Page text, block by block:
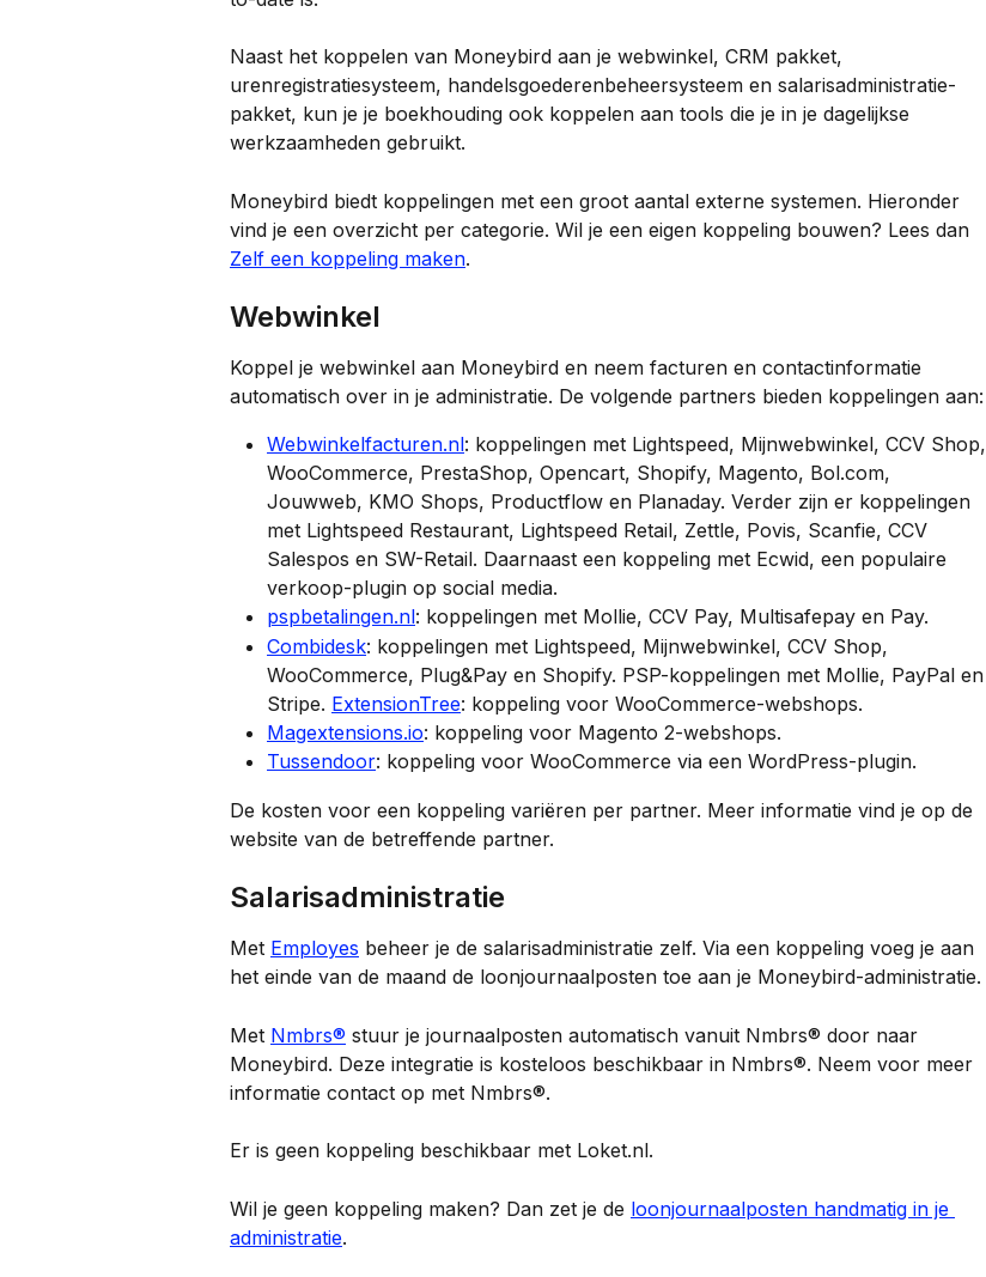
Naast het koppelen van Moneybird aan je webwinkel, CRM pakket,
urenregistratiesysteem, handelsgoederenbeheersysteem en salarisadministratie-
pakket, kun je je boekhouding ook koppelen aan tools die je in je dagelijkse
werkzaamheden gebruikt.
Moneybird biedt koppelingen met een groot aantal externe systemen. Hieronder
vind je een overzicht per categorie. Wil je een eigen koppeling bouwen? Lees dan
Zelf een koppeling maken.
Webwinkel
Koppel je webwinkel aan Moneybird en neem facturen en contactinformatie
automatisch over in je administratie. De volgende partners bieden koppelingen aan:
Webwinkelfacturen.nl: koppelingen met Lightspeed, Mijnwebwinkel, CCV Shop,
WooCommerce, PrestaShop, Opencart, Shopify, Magento, Bol.com,
Jouwweb, KMO Shops, Productflow en Planaday. Verder zijn er koppelingen
met Lightspeed Restaurant, Lightspeed Retail, Zettle, Povis, Scanfie, CCV
Salespos en SW-Retail. Daarnaast een koppeling met Ecwid, een populaire
verkoop-plugin op social media.
pspbetalingen.nl: koppelingen met Mollie, CCV Pay, Multisafepay en Pay.
Combidesk: koppelingen met Lightspeed, Mijnwebwinkel, CCV Shop,
WooCommerce, Plug&Pay en Shopify. PSP-koppelingen met Mollie, PayPal en
Stripe. ExtensionTree: koppeling voor WooCommerce-webshops.
Magextensions.io: koppeling voor Magento 2-webshops.
Tussendoor: koppeling voor WooCommerce via een WordPress-plugin.
De kosten voor een koppeling variëren per partner. Meer informatie vind je op de
website van de betreffende partner.
Salarisadministratie
Met Employes beheer je de salarisadministratie zelf. Via een koppeling voeg je aan
het einde van de maand de loonjournaalposten toe aan je Moneybird-administratie.
Met Nmbrs® stuur je journaalposten automatisch vanuit Nmbrs® door naar
Moneybird. Deze integratie is kosteloos beschikbaar in Nmbrs®. Neem voor meer
informatie contact op met Nmbrs®.
Er is geen koppeling beschikbaar met Loket.nl.
Wil je geen koppeling maken? Dan zet je de loonjournaalposten handmatig in je
administratie.